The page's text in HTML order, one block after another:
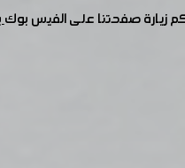
زيارة صفحتنا على الفيس بوك